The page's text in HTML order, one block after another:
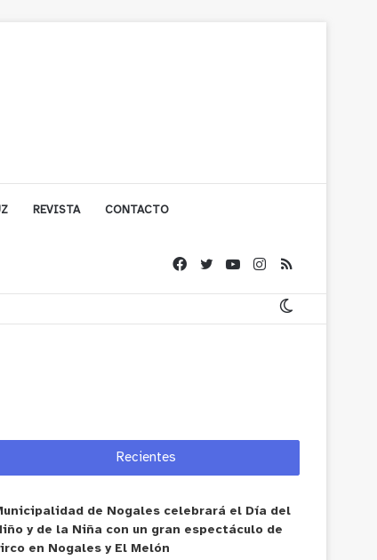
REVISTA CONTACTO
Recientes
de Nogales celebrará el Día del
y de la Niña con un gran espectáculo de
en Nogales y El Melón